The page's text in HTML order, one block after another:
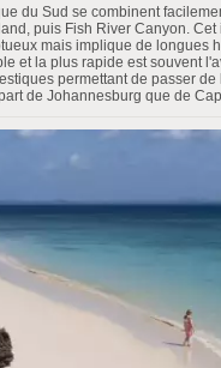
du Sud se combinent
puis Fish River Canyon. Cet
mais implique de longues
et la plus rapide est souvent
permettant de passer de
de Johannesburg que de